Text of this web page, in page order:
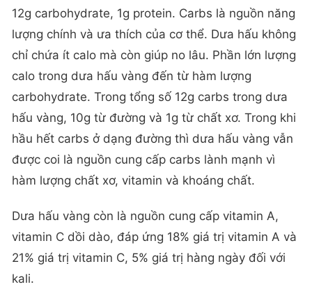
12g carbohydrate, 1g protein. Carbs là nguồn năng
lượng chính và ưa thích của cơ thể. Dưa hấu không
chỉ chứa ít calo mà còn giúp no lâu. Phần lớn lượng
calo trong dưa hấu vàng đến từ hàm lượng
carbohydrate. Trong tổng số 12g carbs trong dưa
hấu vàng, 10g từ đường và 1g từ chất xơ. Trong khi
hầu hết carbs ở dạng đường thì dưa hấu vàng vẫn
được coi là nguồn cung cấp carbs lành mạnh vì
hàm lượng chất xơ, vitamin và khoáng chất.
Dưa hấu vàng còn là nguồn cung cấp vitamin A,
vitamin C dồi dào, đáp ứng 18% giá trị vitamin A và
21% giá trị vitamin C, 5% giá trị hàng ngày đối với
kali.